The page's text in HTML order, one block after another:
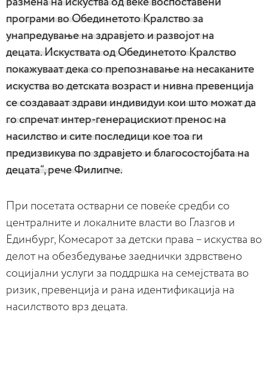
програми во Обединетото Кралство за
унапредување на здравјето и развојот на
децата. Искуствата од Обединетото Кралство
покажуваат дека со препознавање на несаканите
искуства во детската возраст и нивна превенција
се создаваат здрави индивидуи кои што можат да
го спречат интер-генерацискиот пренос на
насилство и сите последици кое тоа ги
предизвикува по здравјето и благосостојбата на
децата“, рече Филипче.
При посетата остварни се повеќе средби со
централните и локалните власти во Глазгов и
Единбург, Комесарот за детски права – искуства во
делот на обезбедување заеднички здрвствено
социјални услуги за поддршка на семејствата во
ризик, превенција и рана идентификација на
насилството врз децата.